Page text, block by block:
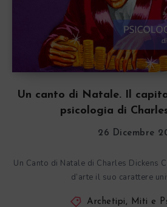
Un canto di Natale. Il
psicologia di
26 Dicembre
Un Canto di Natale di Charles Dickens
d’arte il suo carattere
Archetipi, Miti e